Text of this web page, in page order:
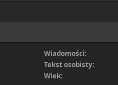
Wiadomości:
Tekst osobisty:
Wiek: